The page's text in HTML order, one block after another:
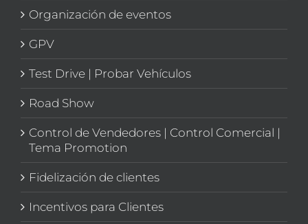
Organización de eventos
GPV
Test Drive | Probar Vehículos
Road Show
Control de Vendedores | Control Comercial |
Tema Promotion
Fidelización de clientes
Incentivos para Clientes